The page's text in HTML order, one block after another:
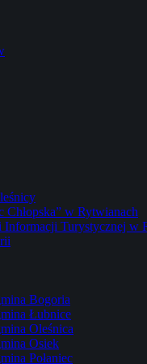
Chłopska” w Rytwianach
Turystycznej w
Bogoria
Łubnice
Oleśnica
Osiek
Połaniec